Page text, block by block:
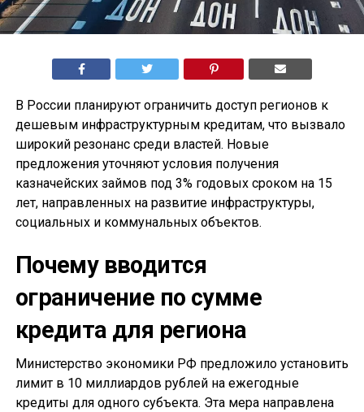
В России планируют ограничить доступ регионов к
дешевым инфраструктурным кредитам, что вызвало
широкий резонанс среди властей. Новые
предложения уточняют условия получения
казначейских займов под 3% годовых сроком на 15
лет, направленных на развитие инфраструктуры,
социальных и коммунальных объектов.
Почему вводится
ограничение по сумме
кредита для региона
Министерство экономики РФ предложило установить
лимит в 10 миллиардов рублей на ежегодные
кредиты для одного субъекта. Эта мера направлена